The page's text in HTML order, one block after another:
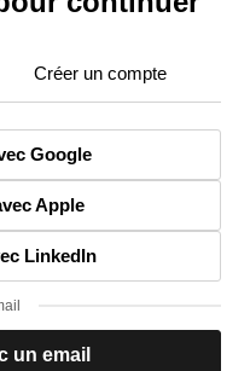
Créer un compte
Google
Apple
LinkedIn
un email